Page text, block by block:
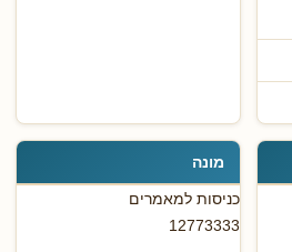
מונה
כניסות למאמרים
12773333